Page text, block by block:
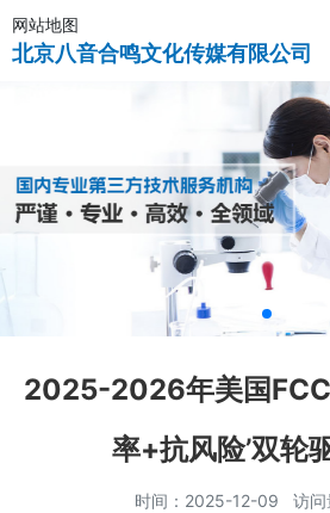
网站地图
北京八音合鸣文化传媒有限公司
2025-2026年美国FCC
率+抗风险’双轮
时间：2025-12-09 访问